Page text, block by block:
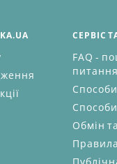
одягу
СНД;
кольорів та
продаж
заощадити.
особливістю
СЕРВІС
FAQ -
питання
Обмін